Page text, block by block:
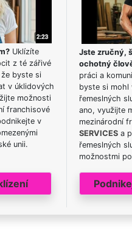
Uklízíte
z té zářivé
byste si
v úklidových
možnosti
franchisové
v
unii.
Jste zručný,
ochotný
práci a
byste si mohl
řemeslných
ano, využijte
mezinárodní
SERVICES a
řemeslných
možnostmi